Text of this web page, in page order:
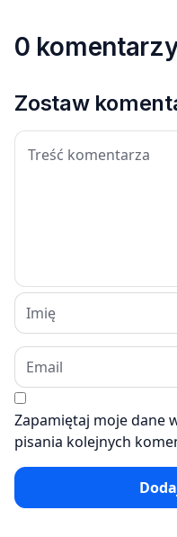
0
Zostaw
Zapamiętaj moje dane
pisania kolejnych